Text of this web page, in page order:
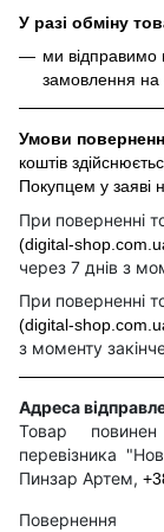
У разі обміну
ми відправимо
замовлення на
Умови
коштів
Покупцем у заяві
При поверненні
(digital-
через 7 днів з
При поверненні
(digital-
з моменту
Адреса
Товар
перевізника
Пинзар Артем,
Повернення